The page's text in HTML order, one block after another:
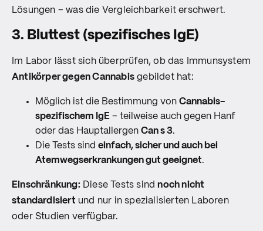
Lösungen – was die Vergleichbarkeit erschwert.
3. Bluttest (spezifisches IgE)
Im Labor lässt sich überprüfen, ob das Immunsystem
Antikörper gegen Cannabis gebildet hat:
Möglich ist die Bestimmung von Cannabis-
spezifischem IgE – teilweise auch gegen Hanf
oder das Hauptallergen Can s 3.
Die Tests sind einfach, sicher und auch bei
Atemwegserkrankungen gut geeignet.
Einschränkung:Diese Tests sindnoch nicht
standardisiertund nur in spezialisierten Laboren
oder Studien verfügbar.